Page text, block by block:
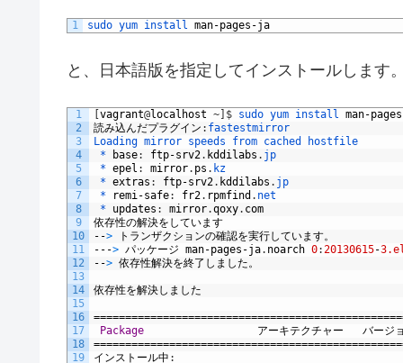
33
34
36
37
40
Running transaction
インストール中
: man-db-2.6.3-
インストール:
完了しました!
1 sudo yum install man-pages -ja
と、日本語版を指定してインストールします
1
2
3
4
5
6
7
8
9
10
11
12
13
14
15
16
17
18
19
vagrant@localhost ~ $ sudo yum install man-pages
読み込んだプラグイン : fastestmirror
Loading mirror speeds from cached
hostfile
*
base: ftp-srv2. kddilabs . jp
* epel : mirror. ps . kz
* extras : ftp-srv2. kddilabs . jp
*
remi-safe: fr2. rpmfind . net
*
updates : mirror.qoxy. com
依存性の解決をしています
-->
トランザクションの確認を実行しています。
---> パッケージ man-pages -ja. noarch 0:20130615-
--> 依存性解決を終了しました。
依存性を解決しました
Package
アーキテクチャー
バージ
インストール中 :